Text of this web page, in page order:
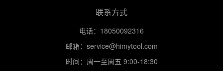
联系方式
电话：18050092316
邮箱：service@himytool.com
时间：周一至周五 9:00-18:30